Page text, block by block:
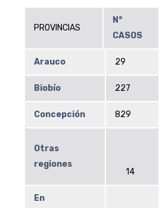
PROVINCIAS
N°
CASOS
Arauco 29
Biobío 227
Concepción 829
Otras
regiones
14
En